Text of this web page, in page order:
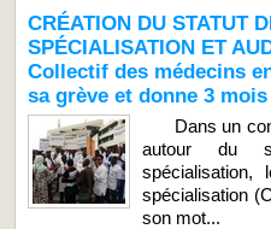
CRÉATION DU STATUT
SPÉCIALISATION ET
Collectif des médecins
sa grève et donne 3
Dans un
autour du
spécialisation,
spécialisation
son mot...